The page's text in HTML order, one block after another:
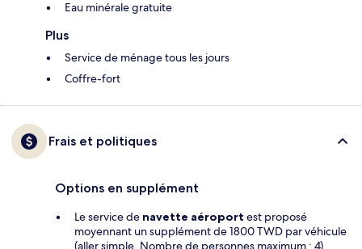
Eau minérale gratuite
Plus
Service de ménage tous les jours
Coffre-fort
Frais et politiques
Options en supplément
Le service de navette aéroport est proposé
moyennant un supplément de 1800 TWD par véhicule
(aller simple. Nombre de personnes maximum : 4)